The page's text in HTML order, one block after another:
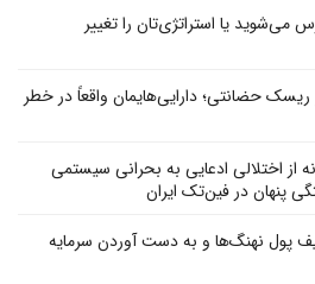
می‌شوید یا استراتژی‌تان را تغییر
حضانتی؛ دارایی‌هایمان واقعاً در خطر
از اختلالی ادعایی به بحرانی سیستمی
پنهان در فین‌تک ایران
پول‌ نهنگ‌ها و به دست آوردن سرمایه